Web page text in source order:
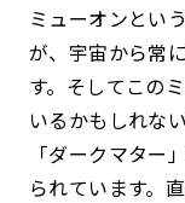
ミューオンとい
が、宇宙から常
す。そしてこの
いるかもしれな
「ダークマター
られています。